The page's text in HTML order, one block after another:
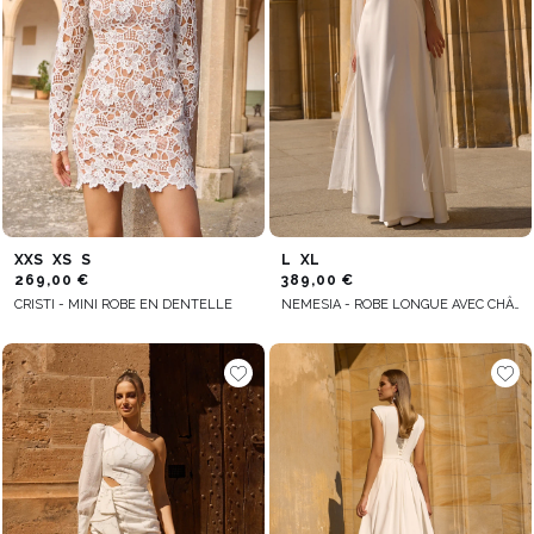
occasions, nous n'avons donc aucun doute que vous trouverez chez
nous un produit qui émerveille et capte tous les regards.
XXS XS S
269,00 €
CRISTI - MINI ROBE EN DENTELLE
L
XL
389,00 €
NEMESIA - ROBE LONGUE AVEC CHÂLE AMOVIBLE